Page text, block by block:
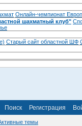
Онлайн-чемпионат
шахматный клуб"
Старый сайт областной ШФ
Поиск Регистрация
темы